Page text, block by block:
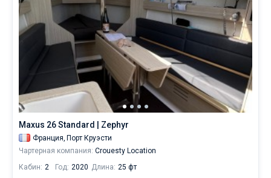
Maxus 26 Standard | Zephyr
Франция, Порт Круэсти
Чартерная компания: Crouesty Location
Кабин: 2 Год: 2020 Длина: 25 фт